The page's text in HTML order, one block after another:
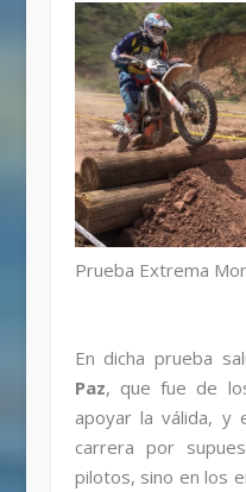
Prueba Extrema
En dicha prueba
Paz, que fue de
apoyar la válida,
carrera por
pilotos, sino en los